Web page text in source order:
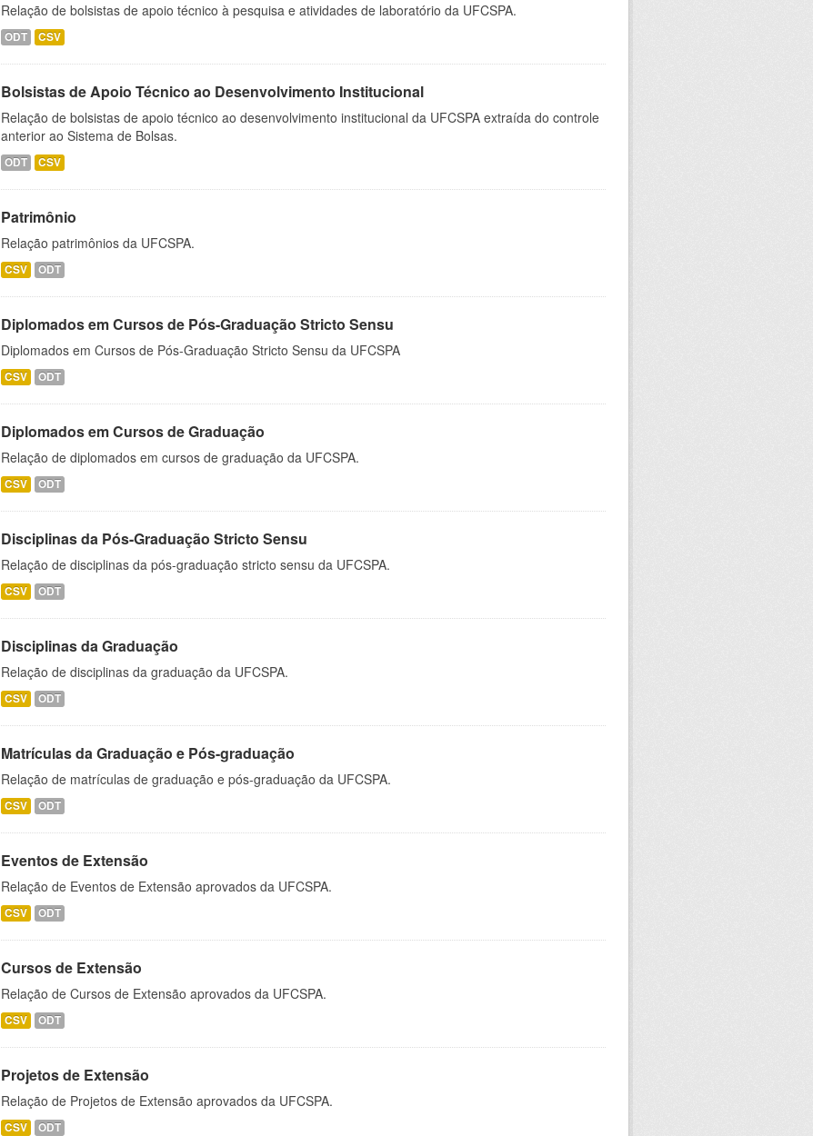
Relação de bolsistas de apoio técnico à pesquisa e atividades de laboratório da UFCSPA.
ODT CSV
Bolsistas de Apoio Técnico ao Desenvolvimento Institucional
Relação de bolsistas de apoio técnico ao desenvolvimento institucional da UFCSPA extraída do controle
anterior ao Sistema de Bolsas.
ODT CSV
Patrimônio
Relação patrimônios da UFCSPA.
CSV ODT
Diplomados em Cursos de Pós-Graduação Stricto Sensu
Diplomados em Cursos de Pós-Graduação Stricto Sensu da UFCSPA
CSV ODT
Diplomados em Cursos de Graduação
Relação de diplomados em cursos de graduação da UFCSPA.
CSV ODT
Disciplinas da Pós-Graduação Stricto Sensu
Relação de disciplinas da pós-graduação stricto sensu da UFCSPA.
CSV ODT
Disciplinas da Graduação
Relação de disciplinas da graduação da UFCSPA.
CSV ODT
Matrículas da Graduação e Pós-graduação
Relação de matrículas de graduação e pós-graduação da UFCSPA.
CSV ODT
Eventos de Extensão
Relação de Eventos de Extensão aprovados da UFCSPA.
CSV ODT
Cursos de Extensão
Relação de Cursos de Extensão aprovados da UFCSPA.
CSV ODT
Projetos de Extensão
Relação de Projetos de Extensão aprovados da UFCSPA.
CSV ODT